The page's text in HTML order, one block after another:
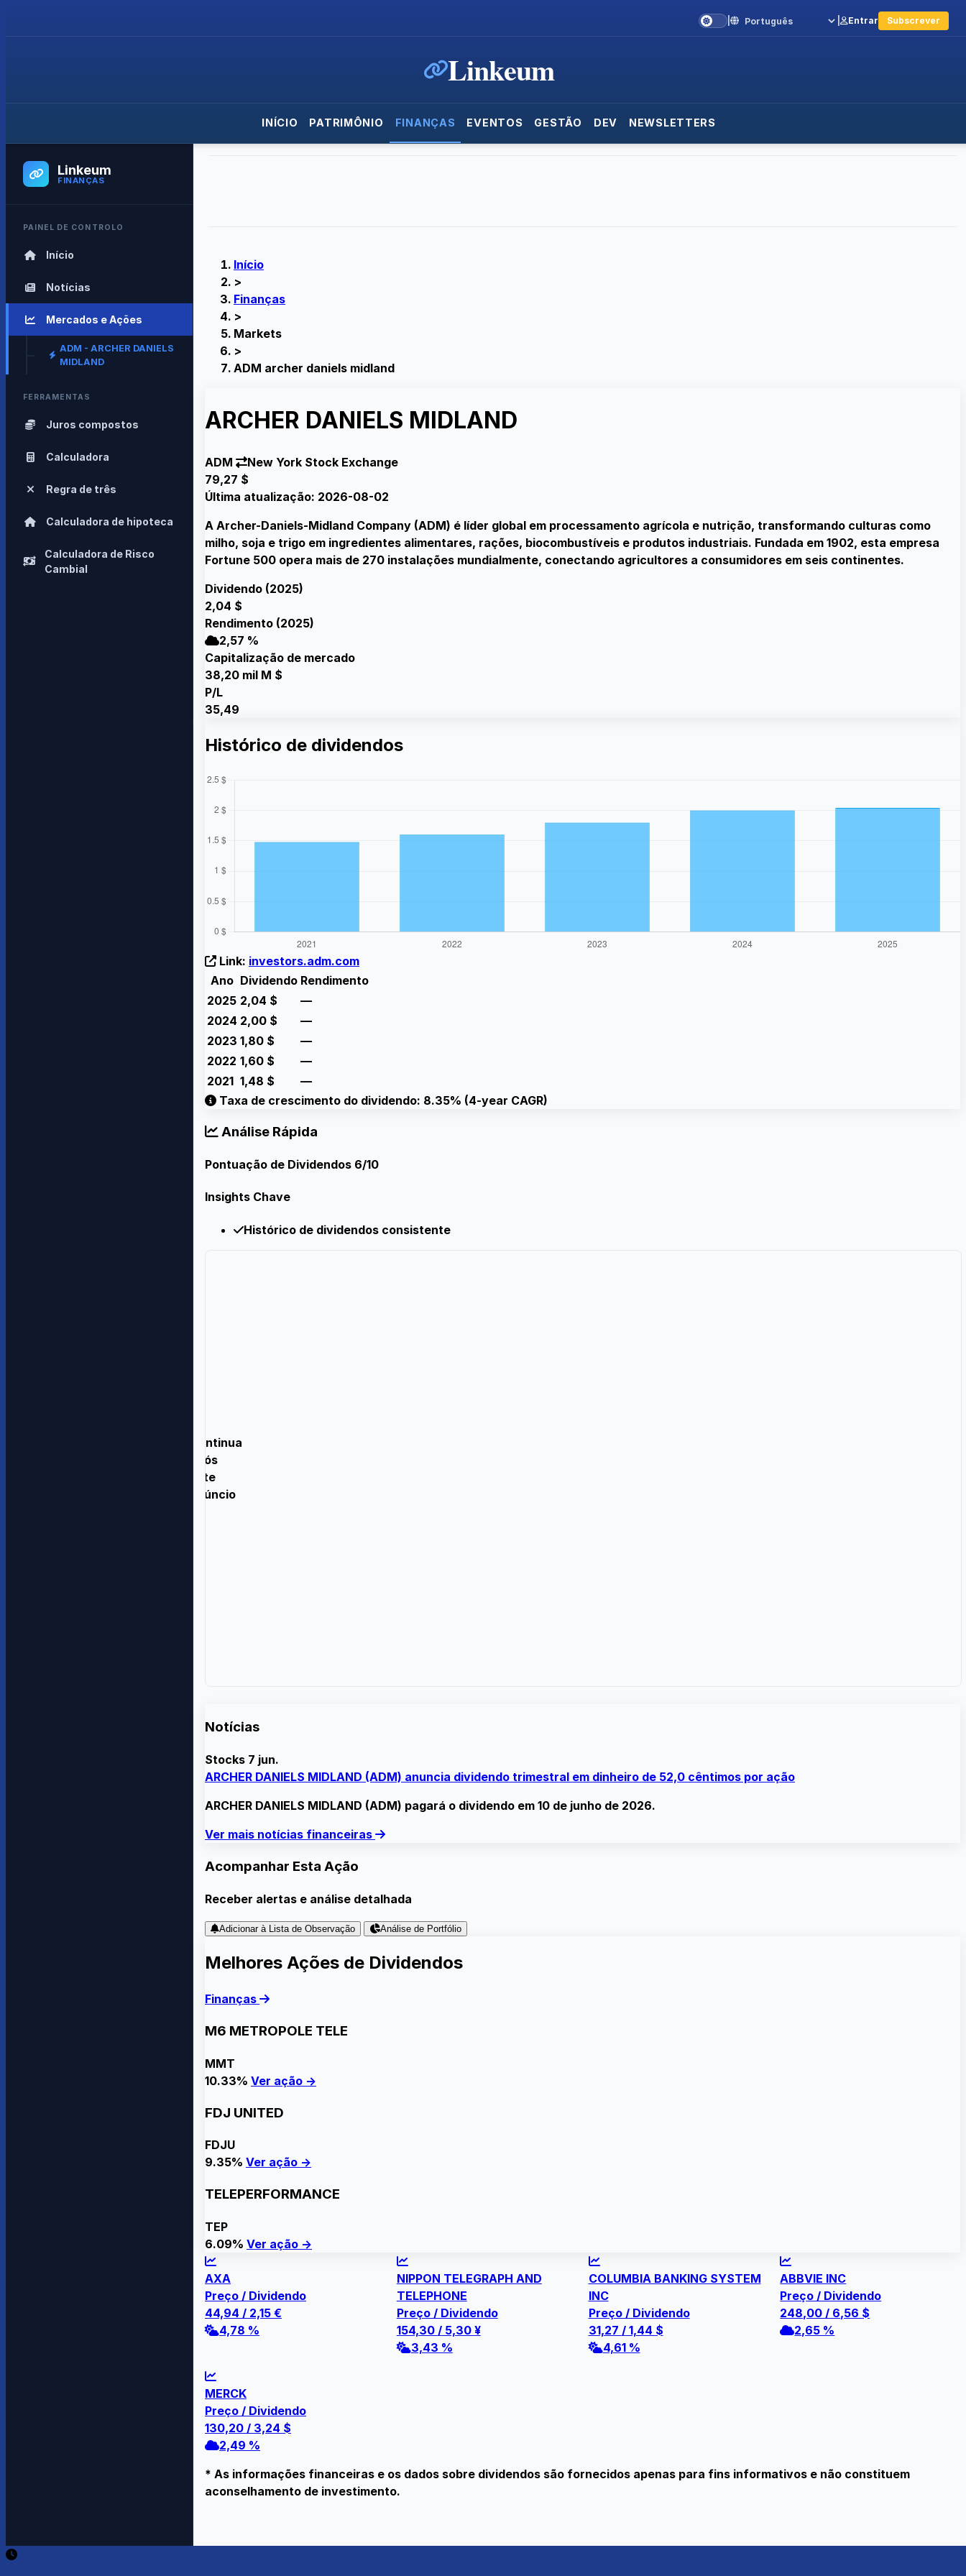
Language Entrar Subscrever
Linkeum
INÍCIO PATRIMÔNIO FINANÇAS EVENTOS GESTÃO DEV NEWSLETTERS
Linkeum
FINANÇAS
PAINEL DE CONTROLO
Início
Notícias
Mercados e Ações
ADM - ARCHER DANIELS
MIDLAND
FERRAMENTAS
Juros compostos
Calculadora
Regra de três
Calculadora de hipoteca
Calculadora de Risco
Cambial
Início
>
Finanças
>
Markets
>
ADM archer daniels midland
ARCHER DANIELS MIDLAND
ADM
New York Stock Exchange
79,27 $
Última atualização: 2026-08-02
A Archer-Daniels-Midland Company (ADM) é líder global em processamento agrícola e nutrição, transformando culturas como
milho, soja e trigo em ingredientes alimentares, rações, biocombustíveis e produtos industriais. Fundada em 1902, esta empresa
Fortune 500 opera mais de 270 instalações mundialmente, conectando agricultores a consumidores em seis continentes.
Dividendo (2025)
2,04 $
Rendimento (2025)
2,57 %
Capitalização de mercado
38,20 mil M $
P/L
35,49
Histórico de dividendos
Link: investors.adm.com
Ano Dividendo Rendimento
2025 2,04 $
—
2024 2,00 $
—
2023 1,80 $
—
2022 1,60 $
—
2021 1,48 $
—
Taxa de crescimento do dividendo: 8.35% (4-year CAGR)
Análise Rápida
Pontuação de Dividendos 6/10
Insights Chave
Histórico de dividendos consistente
Continua
após
este
anúncio
Notícias
Stocks 7 jun.
ARCHER DANIELS MIDLAND (ADM) anuncia dividendo trimestral em dinheiro de 52,0 cêntimos por ação
ARCHER DANIELS MIDLAND (ADM) pagará o dividendo em 10 de junho de 2026.
Ver mais notícias financeiras
Acompanhar Esta Ação
Receber alertas e análise detalhada
Adicionar à Lista de Observação Análise de Portfólio
Melhores Ações de Dividendos
Finanças
M6 METROPOLE TELE
MMT
10.33% Ver ação →
FDJ UNITED
FDJU
9.35% Ver ação →
TELEPERFORMANCE
TEP
6.09% Ver ação →
AXA
Preço / Dividendo
44,94 / 2,15 €
4,78 %
NIPPON TELEGRAPH AND
TELEPHONE
Preço / Dividendo
154,30 /5,30 ¥
3,43 %
COLUMBIA BANKING SYSTEM
INC
Preço / Dividendo
31,27 /1,44 $
4,61 %
ABBVIE INC
Preço / Dividendo
248,00 / 6,56 $
2,65 %
MERCK
Preço / Dividendo
130,20 / 3,24 $
2,49 %
* As informações financeiras e os dados sobre dividendos são fornecidos apenas para fins informativos e não constituem
aconselhamento de investimento.